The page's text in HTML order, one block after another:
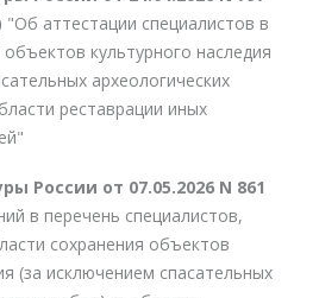
"Об аттестации специалистов в
культурного наследия
археологических
реставрации иных
России от 07.05.2026 N 861
в перечень специалистов,
сохранения объектов
(за исключением спасательных